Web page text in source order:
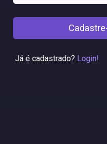
Já é cadastrado? Login!